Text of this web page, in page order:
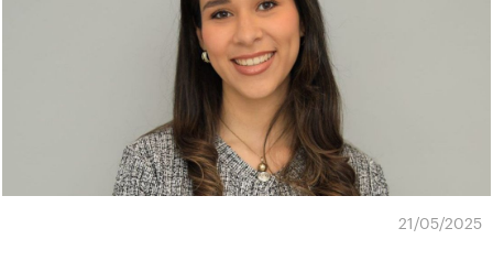
21/05/2025